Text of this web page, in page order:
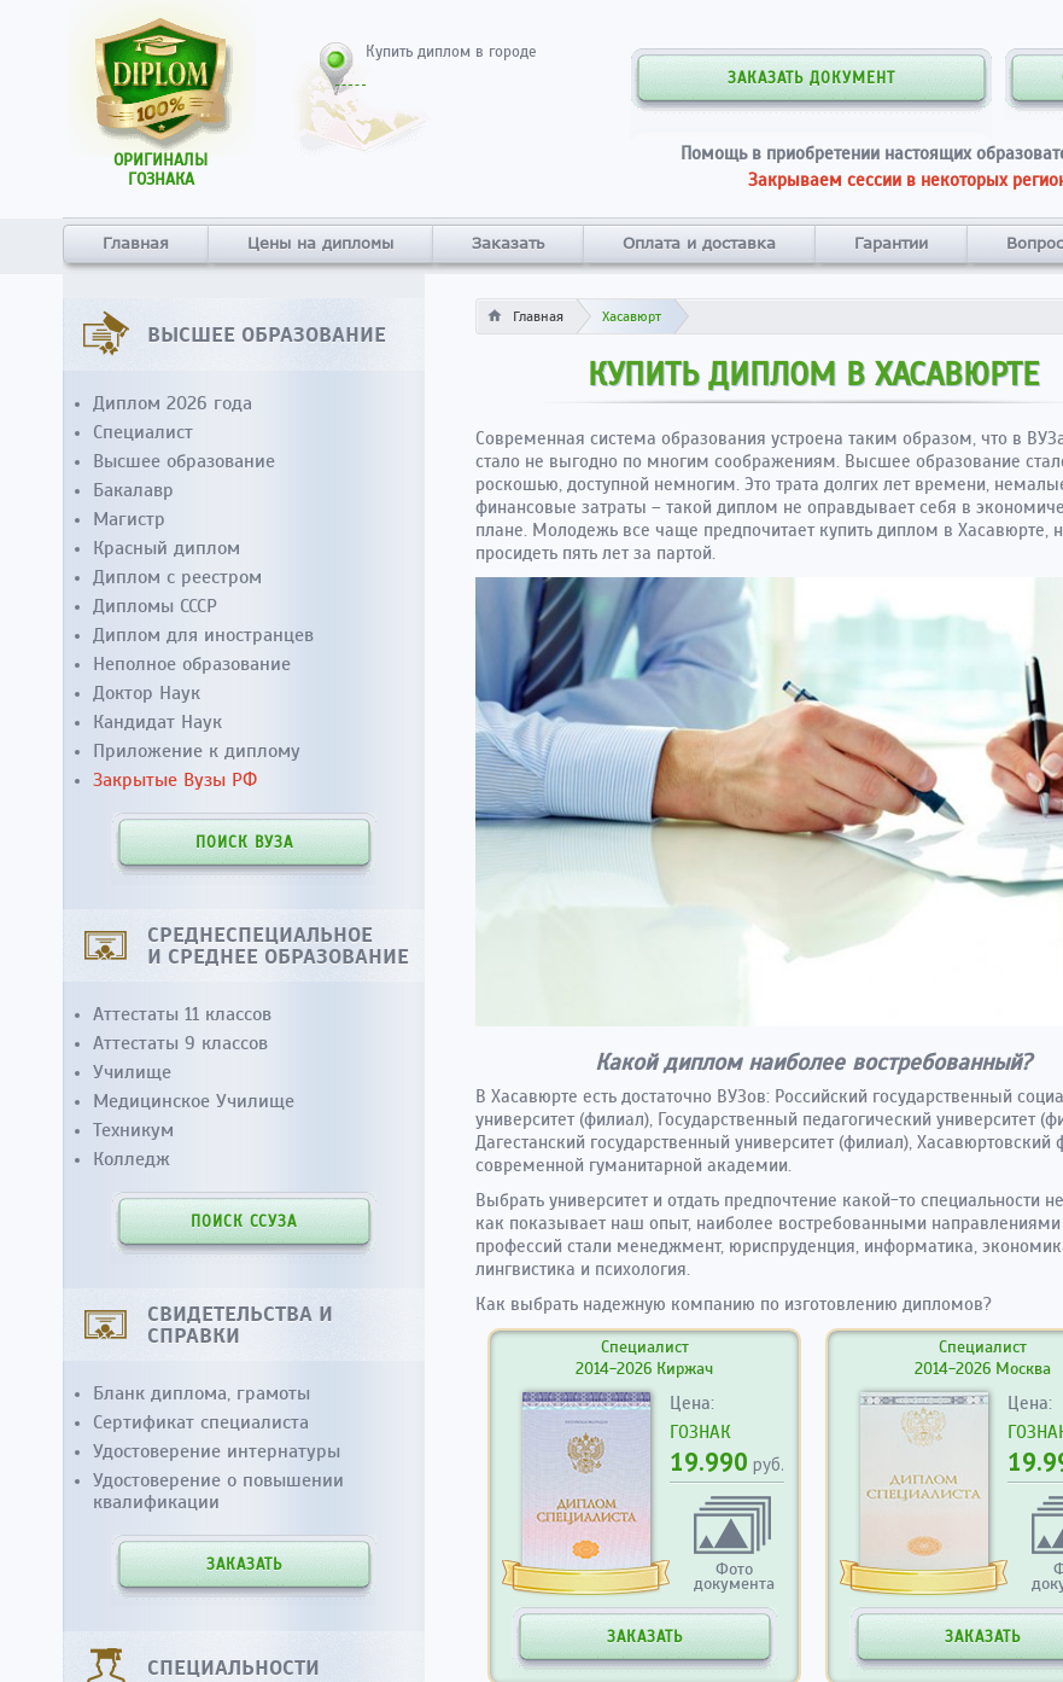
ОРИГИНАЛЫ
ГОЗНАКА
Купить диплом в городе
ЗАКАЗАТЬ ДОКУМЕНТ
Помощь в приобретении настоящих
Закрываем сессии в некоторых
Главная Цены на дипломы Заказать Оплата и доставка Гарантии
Главная Хасавюрт
КУПИТЬ ДИПЛОМ В ХАСАВЮРТЕ
Современная система образования устроена таким образом, что в
стало не выгодно по многим соображениям. Высшее образование
роскошью, доступной немногим. Это трата долгих лет времени,
финансовые затраты – такой диплом не оправдывает себя в
плане. Молодежь все чаще предпочитает купить диплом в Хасавюрте,
просидеть пять лет за партой.
Какой диплом наиболее востребованный?
В Хасавюрте есть достаточно ВУЗов: Российский государственный
университет (филиал), Государственный педагогический университет
Дагестанский государственный университет (филиал), Хасавюртовский
современной гуманитарной академии.
Выбрать университет и отдать предпочтение какой-то специальности
как показывает наш опыт, наиболее востребованными направлениями
профессий стали менеджмент, юриспруденция, информатика,
лингвистика и психология.
Как выбрать надежную компанию по изготовлению дипломов?
Специалист
2014-2026 Киржач
Цена:
ГОЗНАК
19.990 руб.
Фото
документа
ЗАКАЗАТЬ
Специалист
2014-2026 Москва
Цена:
ЗАКАЗАТЬ
ВЫСШЕЕ ОБРАЗОВАНИЕ
Диплом 2026 года
Специалист
Высшее образование
Бакалавр
Магистр
Красный диплом
Диплом с реестром
Дипломы СССР
Диплом для иностранцев
Неполное образование
Доктор Наук
Кандидат Наук
Приложение к диплому
Закрытые Вузы РФ
ПОИСК ВУЗА
СРЕДНЕСПЕЦИАЛЬНОЕ
И СРЕДНЕЕ ОБРАЗОВАНИЕ
Аттестаты 11 классов
Аттестаты 9 классов
Училище
Медицинское Училище
Техникум
Колледж
ПОИСК ССУЗА
СВИДЕТЕЛЬСТВА И
СПРАВКИ
Бланк диплома, грамоты
Сертификат специалиста
Удостоверение интернатуры
Удостоверение о повышении
квалификации
ЗАКАЗАТЬ
СПЕЦИАЛЬНОСТИ